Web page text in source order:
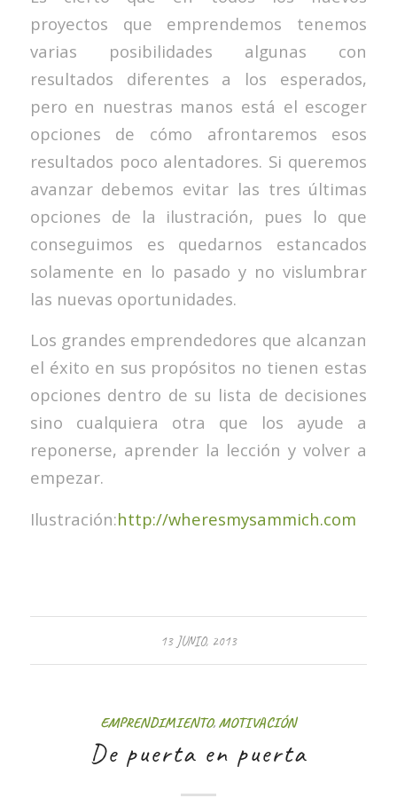
proyectos que emprendemos tenemos
varias posibilidades algunas con
resultados diferentes a los esperados,
pero en nuestras manos está el escoger
opciones de cómo afrontaremos esos
resultados poco alentadores. Si queremos
avanzar debemos evitar las tres últimas
opciones de la ilustración, pues lo que
conseguimos es quedarnos estancados
solamente en lo pasado y no vislumbrar
las nuevas oportunidades.
Los grandes emprendedores que alcanzan
el éxito en sus propósitos no tienen estas
opciones dentro de su lista de decisiones
sino cualquiera otra que los ayude a
reponerse, aprender la lección y volver a
empezar.
Ilustración:http://wheresmysammich.com
13 JUNIO, 2013
EMPRENDIMIENTO,MOTIVACIÓN
De puerta en puerta